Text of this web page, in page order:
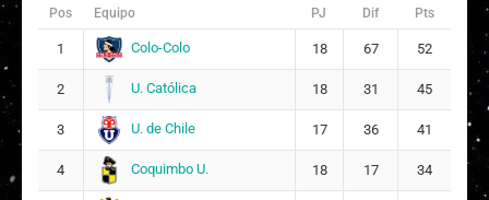
Geraldine Muriel Salazar Lagos
1
3
Milka Belén de Montserrat Sepúlveda Casich
4
Francisca Javiera Castillo Clare
Pos Equipo PJ Dif Pts
1 Colo-Colo 18 67 52
2 U. Católica 18 31 45
3 U. de Chile 17 36 41
4 Coquimbo U. 18 17 34